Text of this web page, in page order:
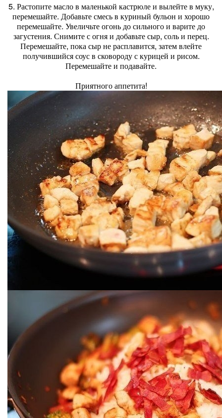
5. Растопите масло в маленькой кастрюле и вылейте в муку,
перемешайте. Добавьте смесь в куриный бульон и хорошо
перемешайте. Увеличьте огонь до сильного и варите до
загустения. Снимите с огня и добавьте сыр, соль и перец.
Перемешайте, пока сыр не расплавится, затем влейте
получившийся соус в сковороду с курицей и рисом.
Перемешайте и подавайте.
Приятного аппетита!